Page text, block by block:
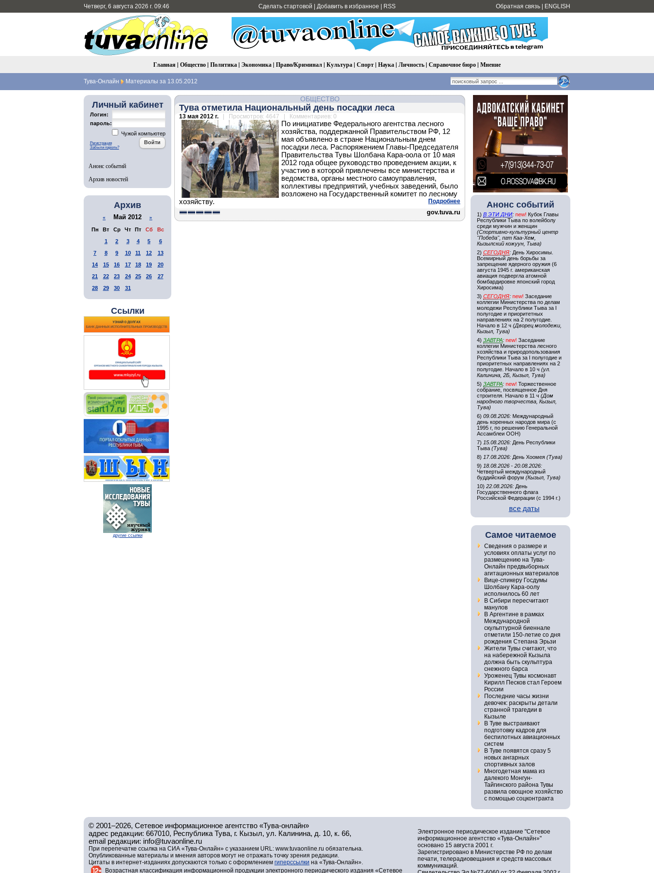
Четверг, 6 августа 2026 г. 09:46 Сделать стартовой Добавить в избранное RSS Обратная связь ENGLISH
Главная | Общество| Политика| Экономика| Право/Криминал| Культура| Спорт| Наука| Личность| Справочное бюро| Мнение
Тува-Онлайн Материалы за 13.05.2012
Личный кабинет
Логин:
пароль:
Чужой компьютер
Регистрация
Забыли пароль?
Анонс событий
Архив новостей
Архив
« Май 2012 »
Пн Вт Ср Чт Пт Сб
Вс
1
2 3 4 5
6
7
8 9 10 11 12
13
14
15 16 17 18 19
20
21
22 23 24 25 26
27
28
29 30 31
Ссылки
другие ссылки
ОБЩЕСТВО
Тува отметила Национальный день посадки леса
13 мая 2012 г. | Просмотров: 4647 | Комментариев: 0
По инициативе Федерального агентства лесного
хозяйства, поддержанной Правительством РФ, 12
мая объявлено в стране Национальным днем
посадки леса. Распоряжением Главы-Председателя
Правительства Тувы Шолбана Кара-оола от 10 мая
2012 года общее руководство проведением акции, к
участию в которой привлечены все министерства и
ведомства, органы местного самоуправления,
коллективы предприятий, учебных заведений, было
возложено на Государственный комитет по лесному
хозяйству.
Подробнее
gov.tuva.ru
Анонс событий
1) В ЭТИ ДНИ: new! Кубок Главы
Республики Тыва по волейболу
среди мужчин и женщин
(Спортивно-культурный центр
"Победа", пгт Каа-Хем,
Кызылский кожуун, Тыва)
2) СЕГОДНЯ: День Хиросимы.
Всемирный день борьбы за
запрещение ядерного оружия (6
августа 1945 г. американская
авиация подвергла атомной
бомбардировке японский город
Хиросима)
3) СЕГОДНЯ: new! Заседание
коллегии Министерства по делам
молодежи Республики Тыва за I
полугодие и приоритетных
направлениях на 2 полугодие.
Начало в 12 ч (Дворец молодежи,
Кызыл, Тува)
4) ЗАВТРА: new! Заседание
коллегии Министерства лесного
хозяйства и природопользования
Республики Тыва за I полугодие и
приоритетных направлениях на 2
полугодие. Начало в 10 ч (ул.
Калинина, 2Б, Кызыл, Тува)
5) ЗАВТРА: new! Торжественное
собрание, посвященное Дня
строителя. Начало в 11 ч (Дом
народного творчества, Кызыл,
Тува)
6) 09.08.2026: Международный
день коренных народов мира (с
1995 г, по решению Генеральной
Ассамблеи ООН)
7) 15.08.2026: День Республики
Тыва (Тува)
8) 17.08.2026: День Хоомея (Тува)
9) 18.08.2026 - 20.08.2026:
Четвертый международный
буддийский форум (Кызыл, Тува)
10) 22.08.2026: День
Государственного флага
Российской Федерации (с 1994 г.)
все даты
Самое читаемое
Сведения о размере и
условиях оплаты услуг по
размещению на Тува-
Онлайн предвыборных
агитационных материалов
Вице-спикеру Госдумы
Шолбану Кара-оолу
исполнилось 60 лет
В Сибири пересчитают
манулов
В Аргентине в рамках
Международной
скульптурной биеннале
отметили 150-летие со дня
рождения Степана Эрьзи
Жители Тувы считают, что
на набережной Кызыла
должна быть скульптура
снежного барса
Уроженец Тувы космонавт
Кирилл Песков стал Героем
России
Последние часы жизни
девочек: раскрыты детали
странной трагедии в
Кызыле
В Туве выстраивают
подготовку кадров для
беспилотных авиационных
систем
В Туве появятся сразу 5
новых ангарных
спортивных залов
Многодетная мама из
далекого Монгун-
Тайгинского района Тувы
развила овощное хозяйство
с помощью соцконтракта
© 2001–2026, Сетевое информационное агентство «Тува-онлайн»
адрес редакции: 667010, Республика Тува, г. Кызыл, ул. Калинина, д. 10, к. 66,
email редакции: info@tuvaonline.ru
При перепечатке ссылка на СИА «Тува-Онлайн» с указанием URL: www.tuvaonline.ru обязательна.
Опубликованные материалы и мнения авторов могут не отражать точку зрения редакции.
Цитаты в интернет-изданиях допускаются только с оформлением гиперссылки на «Тува-Онлайн».
Возрастная классификация информационной продукции электронного периодического издания «Сетевое
Электронное периодическое издание "Сетевое
информационное агентство «Тува-Онлайн»"
основано 15 августа 2001 г.
Зарегистрировано в Министерстве РФ по делам
печати, телерадиовещания и средств массовых
коммуникаций.